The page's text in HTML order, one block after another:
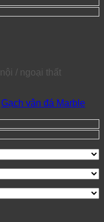
/ ngoại thất
Gạch vân đá Marble